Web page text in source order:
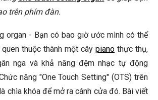
của mình?
ra các cài đặt OTS của riêng mình không?
hiệu ứng gì khi chơi piano trên đàn organ?
có phù hợp để học cách sử dụng OTS
trên phím đàn.
organ - Bạn có bao giờ ước mình có thể
thuộc thành một cây piano thực thụ,
nga và khả năng đệm nhạc tự động
năng "One Touch Setting" (OTS) trên
chìa khóa để mở ra cánh cửa đó. Bài viết